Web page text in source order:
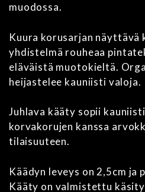
muodossa.
Kuura korusarjan näyttävä
yhdistelmä rouheaa
eläväistä muotokieltä.
heijastelee kauniisti valoja.
Juhlava kääty sopii
korvakorujen kanssa
tilaisuuteen.
Käädyn leveys on 2,5cm ja
Kääty on valmistettu